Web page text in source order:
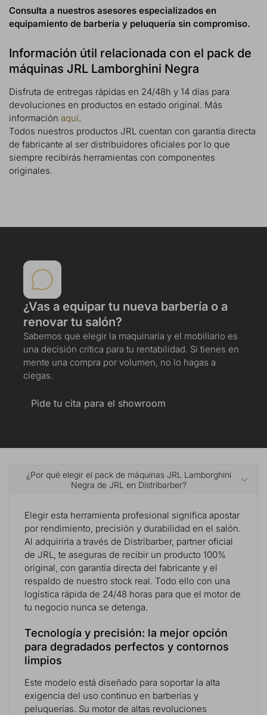
Consulta a nuestros asesores especializados en
equipamiento de barbería y peluquería sin compromiso.
Información útil relacionada con el pack de
máquinas JRL Lamborghini Negra
Disfruta de entregas rápidas en 24/48h y 14 días para
devoluciones en productos en estado original. Más
información aquí.
Todos nuestros productos JRL cuentan con garantía directa
de fabricante al ser distribuidores oficiales por lo que
siempre recibirás herramientas con componentes
originales.
¿Vas a equipar tu nueva barbería o a
renovar tu salón?
Sabemos que elegir la maquinaria y el mobiliario es
una decisión crítica para tu rentabilidad. Si tienes en
mente una compra por volumen, no lo hagas a
ciegas.
Pide tu cita para el showroom
¿Por qué elegir el pack de máquinas JRL Lamborghini
Negra de JRL en Distribarber?
Elegir esta herramienta profesional significa apostar
por rendimiento, precisión y durabilidad en el salón.
Al adquirirla a través de Distribarber, partner oficial
de JRL, te aseguras de recibir un producto 100%
original, con garantía directa del fabricante y el
respaldo de nuestro stock real. Todo ello con una
logística rápida de 24/48 horas para que el motor de
tu negocio nunca se detenga.
Tecnología y precisión: la mejor opción
para degradados perfectos y contornos
limpios
Este modelo está diseñado para soportar la alta
exigencia del uso continuo en barberías y
peluquerías. Su motor de altas revoluciones